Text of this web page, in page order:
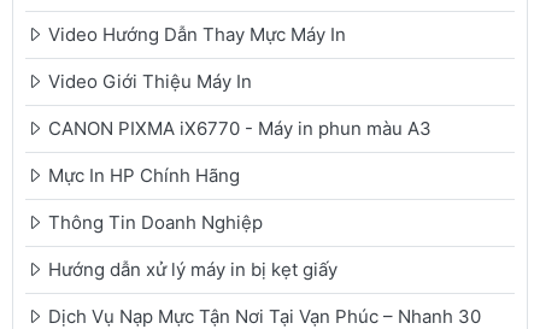
Video Hướng Dẫn Thay Mực Máy In
Video Giới Thiệu Máy In
CANON PIXMA iX6770 - Máy in phun màu A3
Mực In HP Chính Hãng
Thông Tin Doanh Nghiệp
Hướng dẫn xử lý máy in bị kẹt giấy
Dịch Vụ Nạp Mực Tận Nơi Tại Vạn Phúc – Nhanh 30